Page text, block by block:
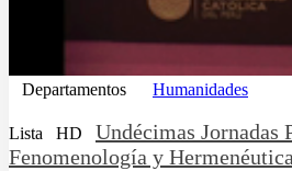
Departamentos Humanidades
Lista HD
Undécimas Jornadas
Fenomenología y